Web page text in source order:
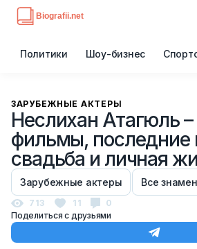
Политики Шоу-бизнес
ЗАРУБЕЖНЫЕ АКТЕРЫ
Неслихан Атагюль
фильмы, последние
свадьба и личная
Зарубежные актеры Все
713 11 0
Поделиться с друзьями